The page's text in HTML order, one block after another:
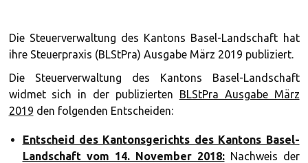
Die Steuerverwaltung des Kantons Basel-Landschaft hat
ihre Steuerpraxis (BLStPra) Ausgabe März 2019 publiziert.
Die Steuerverwaltung des Kantons Basel-Landschaft
widmet sich in der publizierten BLStPra Ausgabe März
2019 den folgenden Entscheiden:
Entscheid des Kantonsgerichts des Kantons Basel-
Landschaft vom 14. November 2018:Nachweis der